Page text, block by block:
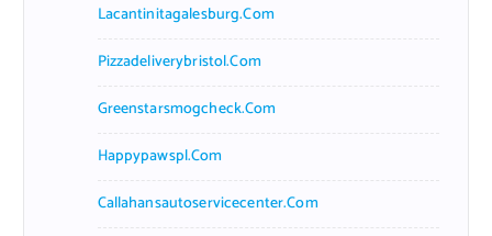
Lacantinitagalesburg.com
Pizzadeliverybristol.com
Greenstarsmogcheck.com
Happypawspl.com
Callahansautoservicecenter.com